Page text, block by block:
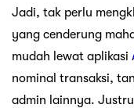
Jadi, tak perlu
yang cenderung
mudah lewat aplikasi
nominal transaksi,
admin lainnya.